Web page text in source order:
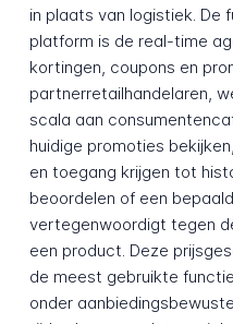
in plaats van logistiek. De
platform is de real-time
kortingen, coupons en
partnerretailhandelaren,
scala aan
huidige promoties
en toegang krijgen tot
beoordelen of een
vertegenwoordigt tegen
een product. Deze
de meest gebruikte
onder